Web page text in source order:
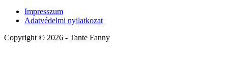
Impresszum
Adatvédelmi nyilatkozat
Copyright © 2026 - Tante Fanny